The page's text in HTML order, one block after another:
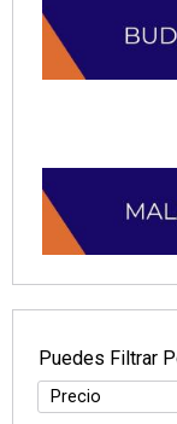
Puedes Filtrar
Precio